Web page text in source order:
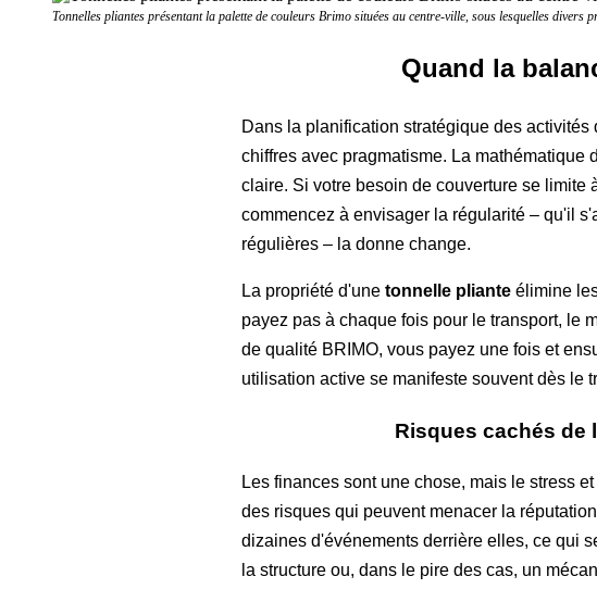
Tonnelles pliantes présentant la palette de couleurs Brimo situées au centre-ville, sous lesquelles divers
Quand la
Dans la planification stratégique des
chiffres avec pragmatisme. La mathématique
claire. Si votre besoin de couverture se
commencez à envisager la régularité – qu'il
régulières – la donne change.
La propriété d'une tonnelle pliante élimine
payez pas à chaque fois pour le transport, le
de qualité BRIMO, vous payez une fois et
utilisation active se manifeste souvent dès le
Risques cachés de
Les finances sont une chose, mais le stress
des risques qui peuvent menacer la
dizaines d'événements derrière elles, ce qui
la structure ou, dans le pire des cas, un